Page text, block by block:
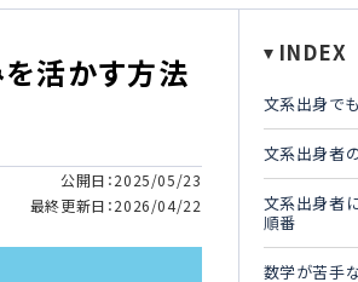
INDEX
文系出身で
文系出身者
文系出身者
順番
数学が苦手
活かす方法
公開日：2025/05/23
最終更新日：2026/04/22